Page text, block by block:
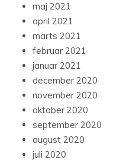
maj 2021
april 2021
marts 2021
februar 2021
januar 2021
december 2020
november 2020
oktober 2020
september 2020
august 2020
juli 2020